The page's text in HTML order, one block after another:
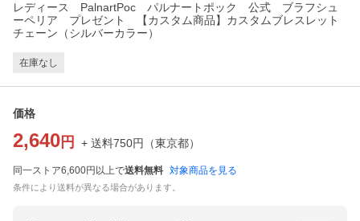
レディース PalnartPoc パルナートポック 公式 ブラフシュ
ーペリア プレゼント 【カスタム商品】カスタムブレスレット
チェーン（シルバーカラー）
在庫なし
価格
2,640 円 + 送料750円 （東京都）
同一ストア6,600円以上で送料無料 対象商品を見る
条件により送料が異なる場合があります。